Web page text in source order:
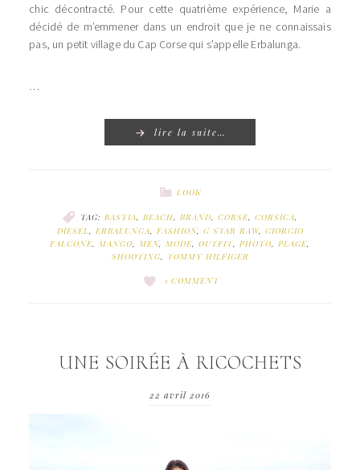
chic décontracté. Pour cette quatrième expérience, Marie a
décidé de m’emmener dans un endroit que je ne connaissais
pas, un petit village du Cap Corse qui s’appelle Erbalunga.
…
lire la suite…
LOOK
TAG: BASTIA, BEACH, BRAND, CORSE, CORSICA,
DIESEL, ERBALUNGA, FASHION, G STAR RAW, GIORGIO
FALCONE, MANGO, MEN, MODE, OUTFIT, PHOTO, PLAGE,
SHOOTING, TOMMY HILFIGER
1 COMMENT
UNE SOIRÉE À RICOCHETS
22 avril 2016